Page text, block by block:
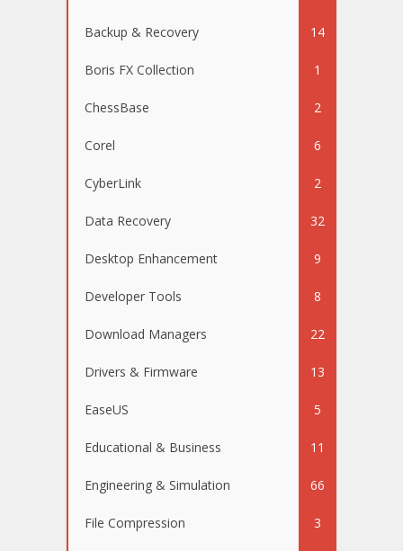
Backup & Recovery 14
Boris FX Collection 1
ChessBase 2
Corel 6
CyberLink 2
Data Recovery 32
Desktop Enhancement 9
Developer Tools 8
Download Managers 22
Drivers & Firmware 13
EaseUS 5
Educational & Business 11
Engineering & Simulation 66
File Compression 3